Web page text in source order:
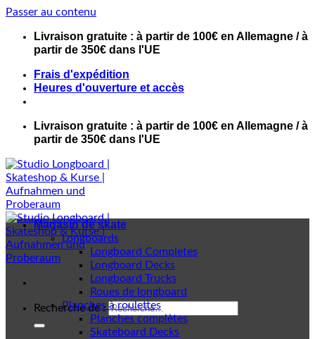
Passer au contenu
Livraison gratuite : à partir de 100€ en Allemagne / à
partir de 350€ dans l'UE
Frais d'expédition
Heures d'ouverture et accès
Livraison gratuite : à partir de 100€ en Allemagne / à
partir de 350€ dans l'UE
Recherche de :
Magasin de skate
Longboards
Longboard Completes
Longboard Decks
Longboard Trucks
Roues de longboard
Planches à roulettes
Planches complètes
Skateboard Decks